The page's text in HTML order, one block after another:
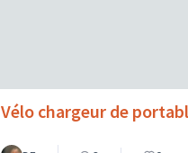
Vélo chargeur de